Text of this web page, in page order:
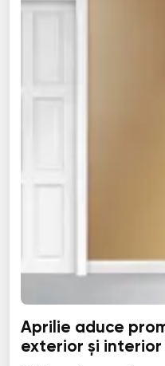
Aprilie aduce
exterior și interior